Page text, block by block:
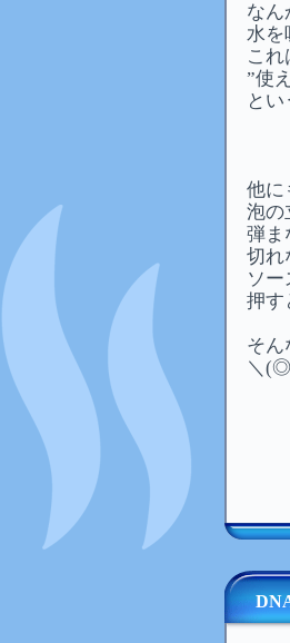
なん
水
こ
”使
と
他に
泡の
弾ま
切れ
ソ
押す
そん
＼